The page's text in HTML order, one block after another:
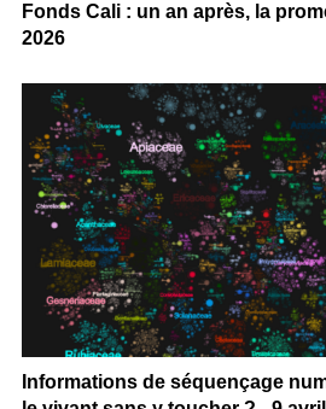
Fonds Cali : un an après, la
2026
Informations de séquençage